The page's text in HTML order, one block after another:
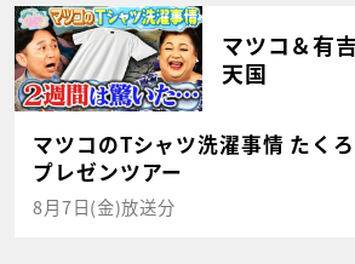
マツコ＆有
天国
マツコのTシャツ洗濯事情 たく
プレゼンツアー
8月7日(金)放送分